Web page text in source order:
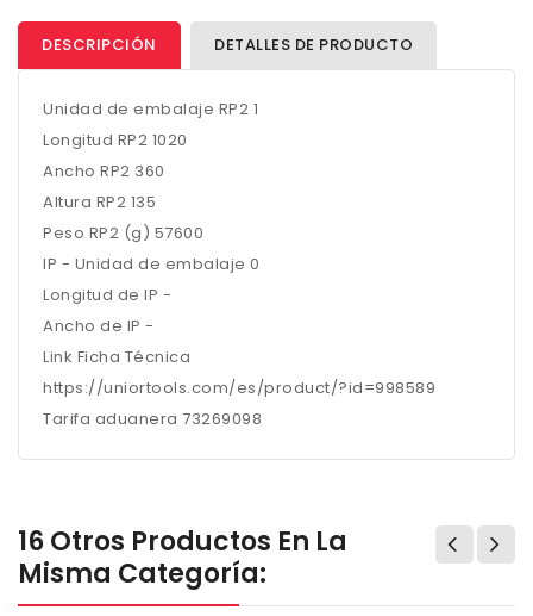
DESCRIPCIÓN DETALLES DE PRODUCTO
Unidad de embalaje RP2 1
Longitud RP2 1020
Ancho RP2 360
Altura RP2 135
Peso RP2 (g) 57600
IP - Unidad de embalaje 0
Longitud de IP -
Ancho de IP -
Link Ficha Técnica
https://uniortools.com/es/product/?id=998589
Tarifa aduanera 73269098
16 Otros Productos En La
Misma Categoría: